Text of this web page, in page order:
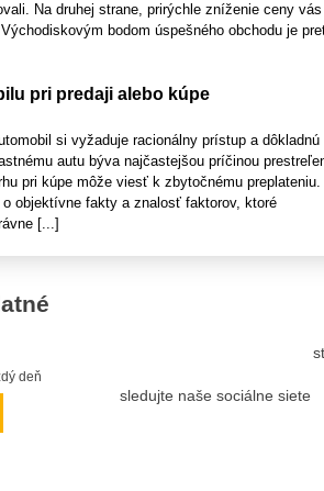
Na druhej strane, prirýchle zníženie ceny vás
bodom úspešného obchodu je
pri predaji alebo kúpe
si vyžaduje racionálny prístup a dôkladnú
autu býva najčastejšou príčinou
pri kúpe môže viesť k zbytočnému preplateniu.
objektívne fakty a znalosť faktorov, ktoré
[...]
deň
sledujte naše sociálne siete